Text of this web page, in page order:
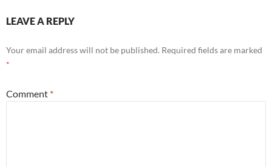
LEAVE A REPLY
Your email address will not be published. Required fields are marked
*
Comment *